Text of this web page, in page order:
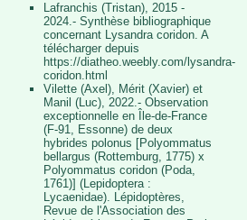
Lafranchis (Tristan), 2015 -
2024.- Synthèse bibliographique
concernant Lysandra coridon. A
télécharger depuis
https://diatheo.weebly.com/lysandra-
coridon.html
Vilette (Axel), Mérit (Xavier) et
Manil (Luc), 2022.- Observation
exceptionnelle en Île-de-France
(F-91, Essonne) de deux
hybrides polonus [Polyommatus
bellargus (Rottemburg, 1775) x
Polyommatus coridon (Poda,
1761)] (Lepidoptera :
Lycaenidae). Lépidoptères,
Revue de l'Association des